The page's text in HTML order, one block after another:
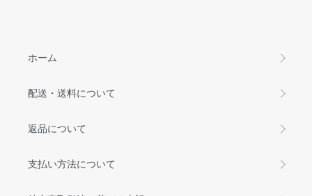
ホーム
配送・送料について
返品について
支払い方法について